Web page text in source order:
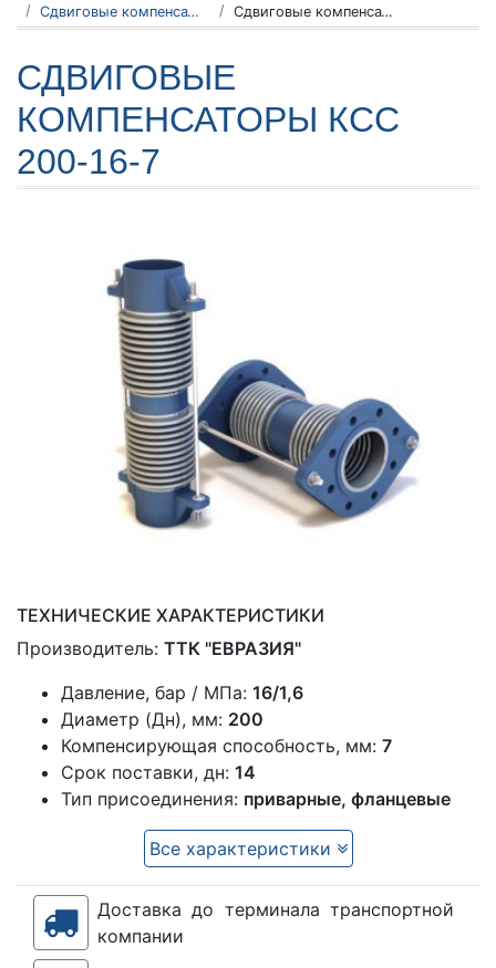
Сдвиговые компенсаторы КСС
Сдвиговые компенсаторы КСС 200-16-7
СДВИГОВЫЕ
КОМПЕНСАТОРЫ КСС
200-16-7
ТЕХНИЧЕСКИЕ ХАРАКТЕРИСТИКИ
Производитель: ТТК "ЕВРАЗИЯ"
Давление, бар / МПа: 16/1,6
Диаметр (Дн), мм: 200
Компенсирующая способность, мм: 7
Срок поставки, дн: 14
Тип присоединения: приварные, фланцевые
Все характеристики
Доставка до терминала транспортной
компании